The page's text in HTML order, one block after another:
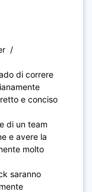
/
di correre
e conciso
di un team
e avere la
molto
saranno